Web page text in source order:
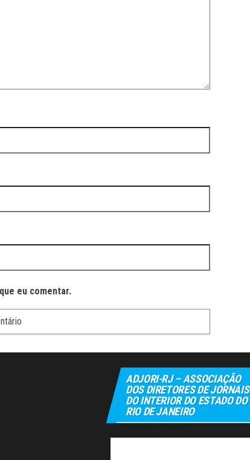
eu comentar.
ADJORI-RJ – ASSOCIAÇÃO
DOS DIRETORES DE JORNAIS
DO INTERIOR DO ESTADO DO
RIO DE JANEIRO